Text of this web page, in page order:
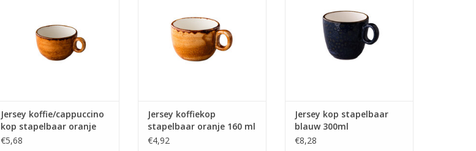
TOEVOEGEN AAN WINKELWAGEN
Jersey koffie/cappuccino
kop stapelbaar oranje
200 ml
€5,68
TOEVOEGEN AAN WINKELWAGEN
Jersey koffiekop
stapelbaar oranje 160 ml
€4,92
prijs
TOEVOEGEN AAN WINKELWAGEN
Jersey kop stapelbaar
blauw 300ml
€8,28